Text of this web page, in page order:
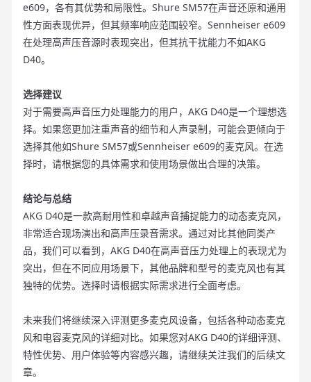
e609，各有其优势和局限性。Shure SM57在声音还原和通用
性方面表现优异，但其频率响应范围较窄。Sennheiser e609
在处理高声压音源时表现突出，但其抗干扰能力不如AKG
D40。
选择建议
对于需要高声音压力处理能力的用户，AKG D40是一个理想选
择。如果您更加注重声音的细节和人声录制，可能会更倾向于
选择其他如Shure SM57或Sennheiser e609的麦克风。在选
择时，请根据您的具体需求和使用场景做出合理的决策。
结论与总结
AKG D40是一款高耐用性和卓越声音捕捉能力的动态麦克风，
非常适合现场演出和高声压录音需求。通过对比其他同类产
品，我们可以看到，AKG D40在高声音压力处理上的表现尤为
突出，但在不同应用场景下，其他品牌和型号的麦克风也有其
独特的优势。选择时请根据实际需求进行全面考虑。
未来我们将继续深入评测更多麦克风设备，包括各种动态麦克
风和电容麦克风的详细对比。如果您对AKG D40的详细评测、
特性优势、用户体验等内容感兴趣，请继续关注我们的后续文
章。